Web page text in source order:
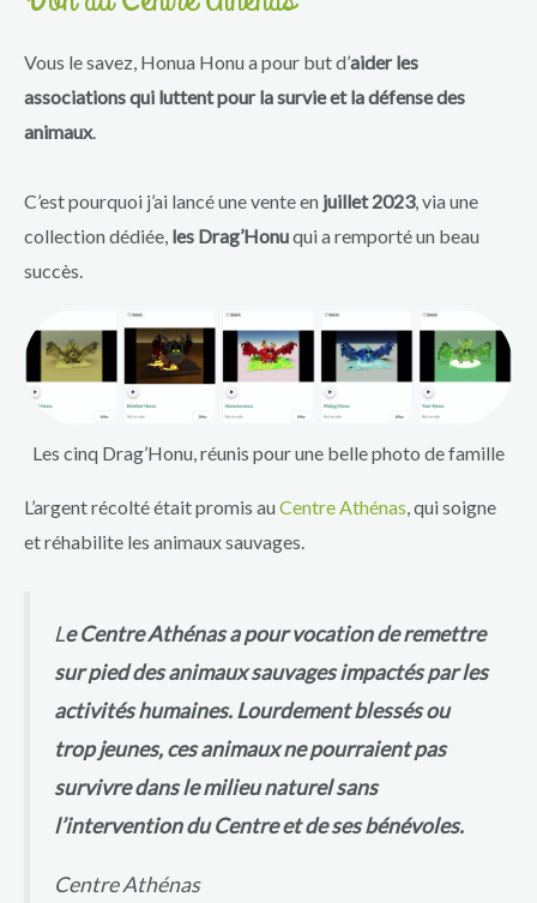
Vous le savez, Honua Honu a pour but d’aider les
associations qui luttent pour la survie et la défense des
animaux.
C’est pourquoi j’ai lancé une vente en juillet 2023, via une
collection dédiée, les Drag’Honuqui a remporté un beau
succès.
Les cinq Drag’Honu, réunis pour une belle photo de famille
L’argent récolté était promis auCentre Athénas, qui soigne
et réhabilite les animaux sauvages.
Le Centre Athénas a pour vocation de remettre
sur pied des animaux sauvages impactés par les
activités humaines. Lourdement blessés ou
trop jeunes, ces animaux ne pourraient pas
survivre dans le milieu naturel sans
l’intervention du Centre et de ses bénévoles.
Centre Athénas